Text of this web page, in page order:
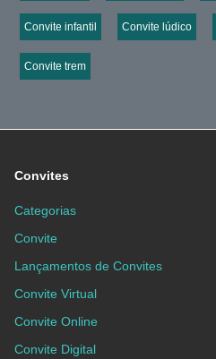
Convite infantil Convite lúdico
Convite trem
Convites
Categorias
Convite
Lançamentos de Convites
Convite Virtual
Convite Online
Convite Digital